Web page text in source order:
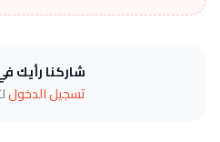
شاركنا رأيك
تسجيل الدخول